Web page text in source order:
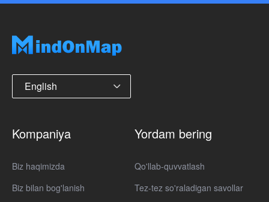
English
Kompaniya
Biz haqimizda
Biz bilan bog'lanish
Yordam bering
Qo'llab-quvvatlash
Tez-tez so'raladigan savollar